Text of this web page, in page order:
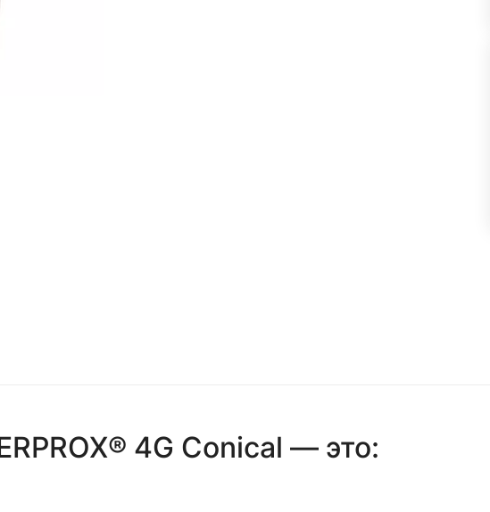
4G Conical — это: